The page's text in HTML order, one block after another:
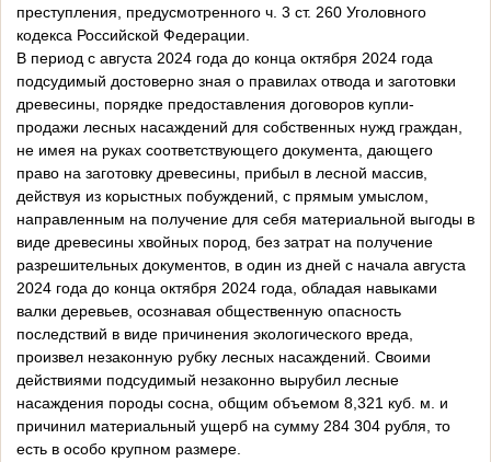
преступления, предусмотренного ч. 3 ст. 260 Уголовного
кодекса Российской Федерации.
В период с августа 2024 года до конца октября 2024 года
подсудимый достоверно зная о правилах отвода и заготовки
древесины, порядке предоставления договоров купли-
продажи лесных насаждений для собственных нужд граждан,
не имея на руках соответствующего документа, дающего
право на заготовку древесины, прибыл в лесной массив,
действуя из корыстных побуждений, с прямым умыслом,
направленным на получение для себя материальной выгоды в
виде древесины хвойных пород, без затрат на получение
разрешительных документов, в один из дней с начала августа
2024 года до конца октября 2024 года, обладая навыками
валки деревьев, осознавая общественную опасность
последствий в виде причинения экологического вреда,
произвел незаконную рубку лесных насаждений. Своими
действиями подсудимый незаконно вырубил лесные
насаждения породы сосна, общим объемом 8,321 куб. м. и
причинил материальный ущерб на сумму 284 304 рубля, то
есть в особо крупном размере.